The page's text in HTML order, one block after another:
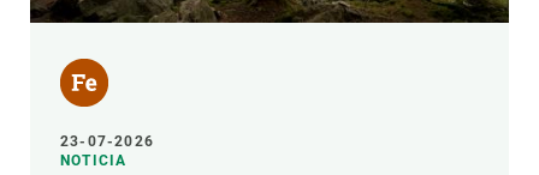
23-07-2026
NOTICIA